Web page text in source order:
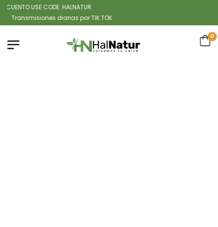
USE CODE: HALNATUR
diarias por TIK TOK
0